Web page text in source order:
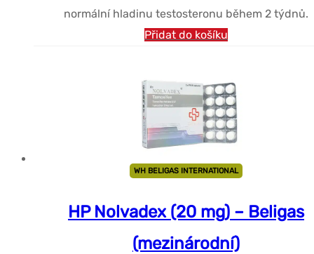
normální hladinu testosteronu během 2 týdnů.
Přidat do košíku
WH BELIGAS INTERNATIONAL
HP Nolvadex (20 mg) – Beligas
(mezinárodní)